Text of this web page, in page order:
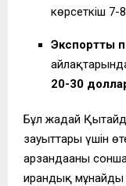
көрсеткіш 7-
Экспорттық
20-30
Бұл жағдай
зауыттары үшін
арзандағаны
ирандық мұнайды